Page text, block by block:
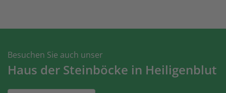
Besuchen Sie auch unser
Haus der Steinböcke in Heiligenblut